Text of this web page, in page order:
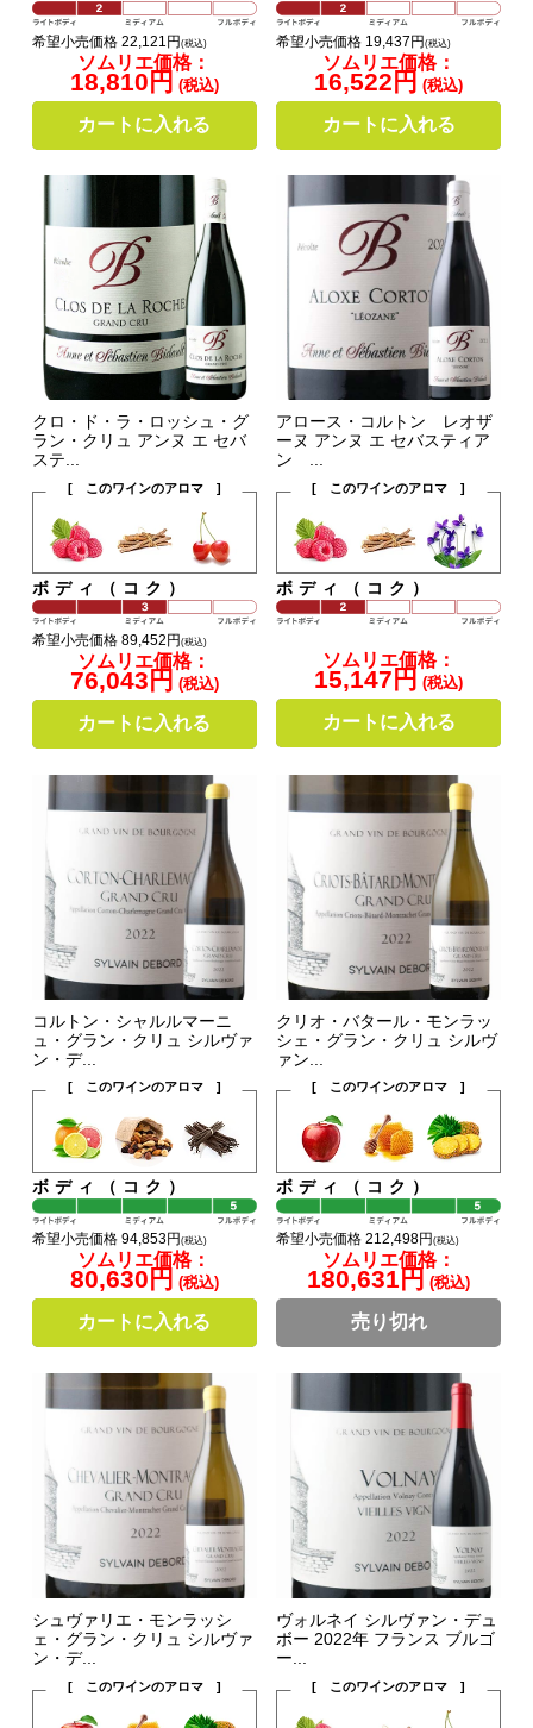
希望小売価格 22,121円(税込)
ソムリエ価格：
18,810円 (税込)
カートに入れる
希望小売価格 19,437円(税込)
ソムリエ価格：
16,522円 (税込)
カートに入れる
クロ・ド・ラ・ロッシュ・グ
ラン・クリュ アンヌ エ セバ
ステ...
[ このワインのアロマ ]
ボディ（コク）
希望小売価格 89,452円 (税込)
ソムリエ価格：
76,043円 (税込)
カートに入れる
アロース・コルトン レオザ
ーヌ アンヌ エ セバスティア
ン ...
[ このワインのアロマ ]
ボディ（コク）
ソムリエ価格：
15,147円 (税込)
カートに入れる
コルトン・シャルルマーニ
ュ・グラン・クリュ シルヴァ
ン・デ...
[ このワインのアロマ ]
ボディ（コク）
希望小売価格 94,853円 (税込)
ソムリエ価格：
80,630円 (税込)
カートに入れる
クリオ・バタール・モンラッ
シェ・グラン・クリュ シルヴ
ァン...
[ このワインのアロマ ]
ボディ（コク）
希望小売価格 212,498円(税込)
ソムリエ価格：
180,631円 (税込)
売り切れ
シュヴァリエ・モンラッシ
ェ・グラン・クリュ シルヴァ
ン・デ...
[ このワインのアロマ ]
ヴォルネイ シルヴァン・デュ
ボー 2022年 フランス ブルゴ
ー...
[ このワインのアロマ ]